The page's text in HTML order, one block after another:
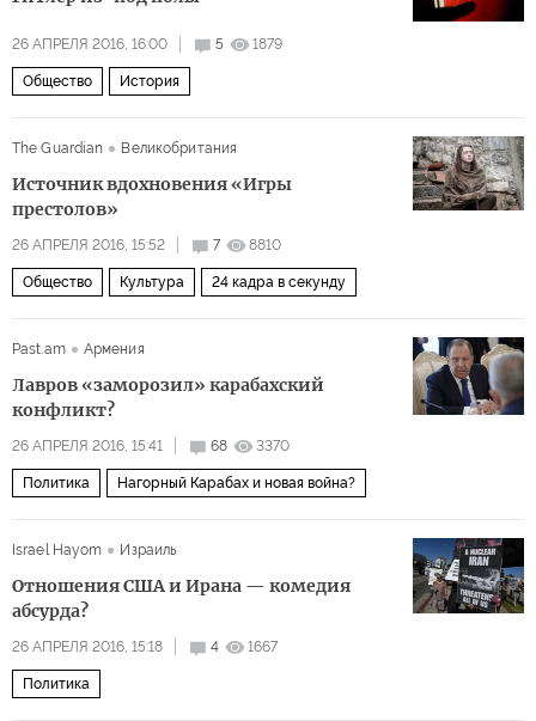
26 АПРЕЛЯ 2016, 16:00 5 1879
Общество История
The Guardian Великобритания
Источник вдохновения «Игры
престолов»
26 АПРЕЛЯ 2016, 15:52 7 8810
Общество Культура 24 кадра в секунду
Past.am Армения
Лавров «заморозил» карабахский
конфликт?
26 АПРЕЛЯ 2016, 15:41 68 3370
Политика Нагорный Карабах и новая война?
Israel Hayom Израиль
Отношения США и Ирана — комедия
абсурда?
26 АПРЕЛЯ 2016, 15:18 4 1667
Политика